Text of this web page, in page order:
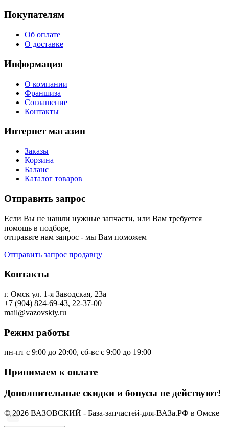
Покупателям
Об оплате
О доставке
Информация
О компании
Франшиза
Соглашение
Контакты
Интернет магазин
Заказы
Корзина
Баланс
Каталог товаров
Отправить запрос
Если Вы не нашли нужные запчасти, или Вам требуется
помощь в подборе,
отправьте нам запрос - мы Вам поможем
Отправить запрос продавцу
Контакты
г. Омск ул. 1-я Заводская, 23а
+7 (904) 824-69-43, 22-37-00
mail@vazovskiy.ru
Режим работы
пн-пт с 9:00 до 20:00, сб-вс с 9:00 до 19:00
Принимаем к оплате
Дополнительные скидки и бонусы не действуют!
© 2026 ВАЗОВСКИЙ - База-запчастей-для-ВАЗа.РФ в Омске